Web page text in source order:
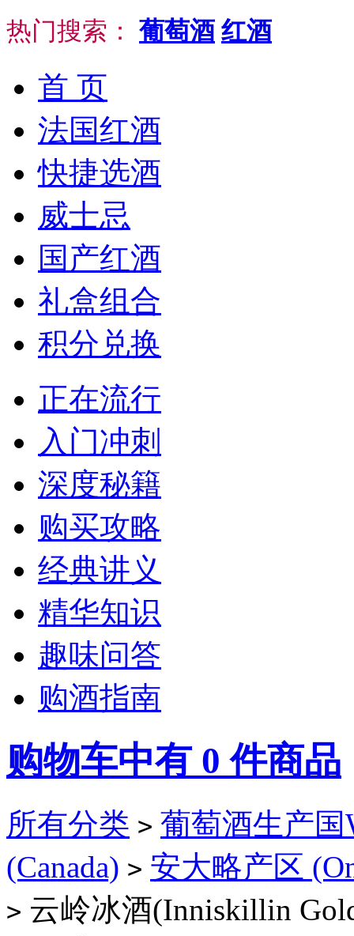
热门搜索： 葡萄酒 红酒
首 页
法国红酒
快捷选酒
威士忌
国产红酒
礼盒组合
积分兑换
正在流行
入门冲刺
深度秘籍
购买攻略
经典讲义
精华知识
趣味问答
购酒指南
购物车中有 0 件商品
所有分类 > 葡萄酒生产国
(Canada) > 安大略产区
> 云岭冰酒(Inniskillin